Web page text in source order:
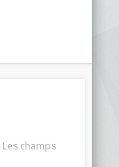
Les champs